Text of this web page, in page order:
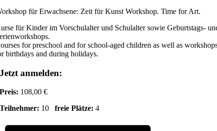
für Erwachsene: Zeit für Kunst Workshop. Time for Art.
für Kinder im Vorschulalter und Schulalter sowie Geburtstags-
for preschool and for school-aged children as well as
birthdays and during holidays.
Jetzt anmelden:
Preis: 108,00 €
Teilnehmer: 10freie Plätze: 4